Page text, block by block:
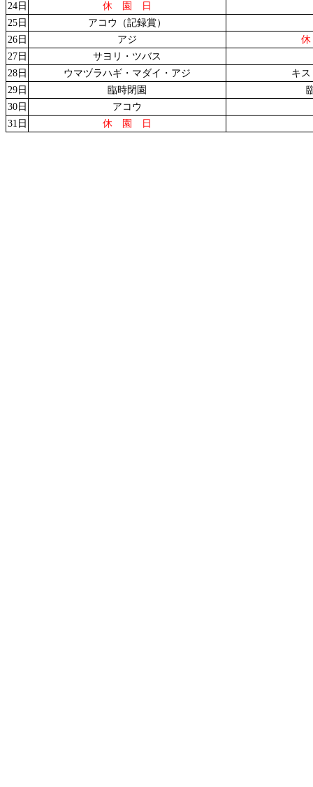
24日
休 園 日
25日
アコウ（記録賞）
26日
アジ
27日
サヨリ・ツバス
28日
ウマヅラハギ・マダイ・アジ
キ
29日
臨時閉園
30日
アコウ
31日
休 園 日